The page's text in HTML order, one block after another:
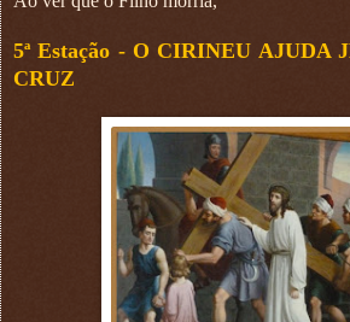
5ª Estação - O CIRINEU AJUDA
CRUZ